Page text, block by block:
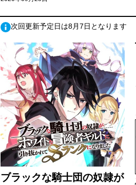
次回更新予定日は8月7日となります
ブラックな騎士団の奴隷が